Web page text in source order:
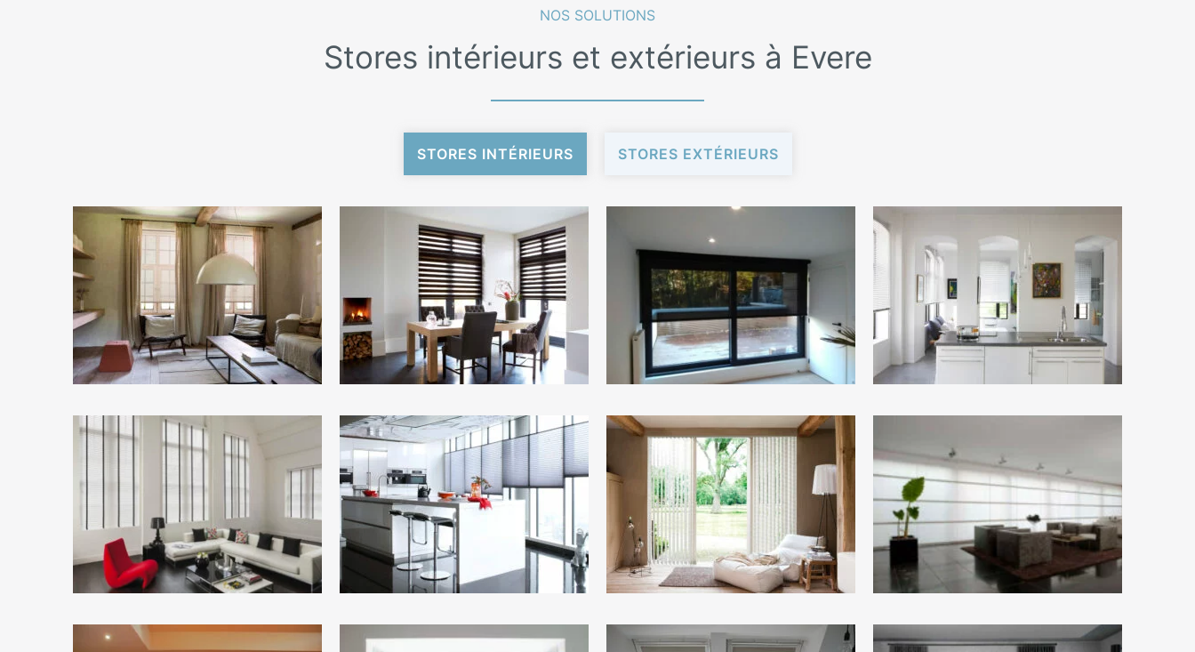
NOS SOLUTIONS
Stores intérieurs et extérieurs à Evere
STORES INTÉRIEURS STORES EXTÉRIEURS